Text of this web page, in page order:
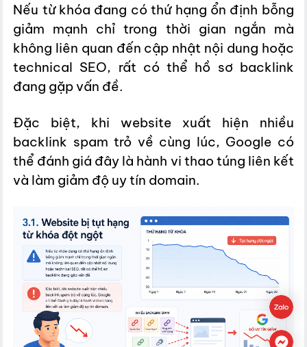
Nếu từ khóa đang có thứ hạng ổn định bỗng
giảm mạnh chỉ trong thời gian ngắn mà
không liên quan đến cập nhật nội dung hoặc
technical SEO, rất có thể hồ sơ backlink
đang gặp vấn đề.
Đặc biệt, khi website xuất hiện nhiều
backlink spam trỏ về cùng lúc, Google có
thể đánh giá đây là hành vi thao túng liên kết
và làm giảm độ uy tín domain.